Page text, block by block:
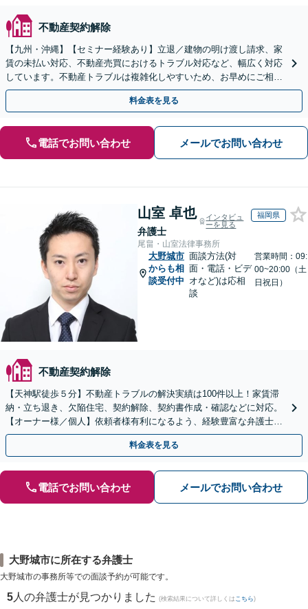
不動産契約解除
【九州・沖縄】【セミナー経験あり】立退／建物の明け渡し請求、家
賃の未払い対応、不動産売買におけるトラブル対応など、幅広く対応
しています。不動産トラブルは複雑化しやすいため、お早めにご相談
ください。【休日・夜間面談可】
料金表を見る
電話でお問い合わせ メールでお問い合わせ
山室 卓也
弁護士
インタビュ
ーを見る
福岡県
尾畠・山室法律事務所
大野城市
からも相
談受付中
面談方法(対
面・電話・ビデ
オなど)は応相
談
営業時間：09:
00~20:00（土
日祝日）
不動産契約解除
【天神駅徒歩５分】不動産トラブルの解決実績は100件以上！家賃滞
納・立ち退き、欠陥住宅、契約解除、契約書作成・確認などに対応。
【オーナー様／個人】依頼者様有利になるよう、経験豊富な弁護士が
交渉いたします。まずは電話相談からお越しください
料金表を見る
電話でお問い合わせ メールでお問い合わせ
大野城市に所在する弁護士
大野城市の事務所等での面談予約が可能です。
5 人の弁護士が見つかりました (検索結果について詳しくは こちら)